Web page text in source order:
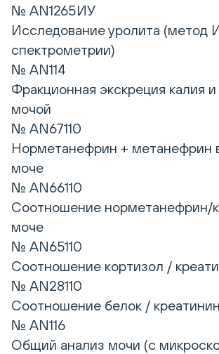
№ AN1265ИУ
Исследование уролита (метод
спектрометрии)
№ AN114
Фракционная экскреция калия
мочой
№ AN67110
Норметанефрин + метанефрин
моче
№ AN66110
Соотношение норметанефрин/
моче
№ AN65110
Соотношение кортизол /
№ AN28110
Соотношение белок /
№ AN116
Общий анализ мочи (с